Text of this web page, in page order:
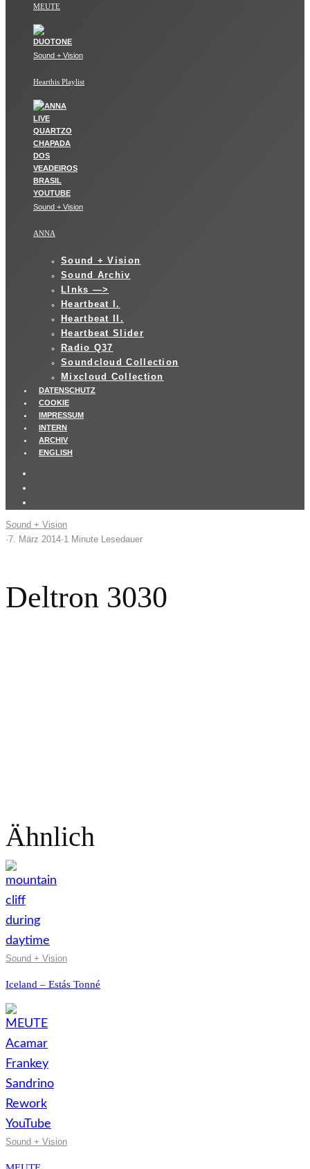
MEUTE
Sound + Vision
Hearthis Playlist
Sound + Vision
ANNA
Sound + Vision
Sound Archiv
LInks —>
Heartbeat I.
Heartbeat II.
Heartbeat Slider
Radio Q37
Soundcloud Collection
Mixcloud Collection
DATENSCHUTZ
COOKIE
IMPRESSUM
INTERN
ARCHIV
ENGLISH
Sound + Vision
·7. März 2014·1 Minute Lesedauer
Deltron 3030
Ähnlich
Sound + Vision
Iceland – Estás Tonné
Sound + Vision